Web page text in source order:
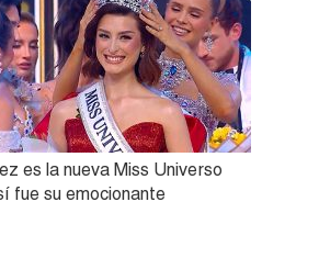
es la nueva Miss Universo
fue su emocionante